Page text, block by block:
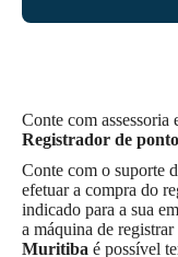
Conte com assessoria
Registrador de ponto
Conte com o suporte
efetuar a compra do
indicado para a sua
a máquina de
Muritiba é possível